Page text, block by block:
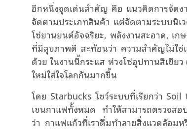
อีกหนึ่งจุดเด่นสำคัญ คือ แนวคิดการจัดง
จัดตามประเภทสินค้า แต่จัดตามระบบนิ
โซ่ยานยนต์อัจฉริยะ, พลังงานสะอาด, เก
ที่มีสุขภาพดี สะท้อนว่า ความสำคัญไม่ใช่
ด้วย ในงานนี้กระแส ห่วงโซ่อุปทานสีเขีย
ใหม่ใส่ใจโลกกันมากขึ้น
โดย Starbucks โชว์ระบบที่เรียกว่า
เชนกาแฟทั้งหมด ทำให้สามารถตรวจส
ว่า กาแฟแก้วที่เราดื่มทำลายสิ่งแวดล้อ